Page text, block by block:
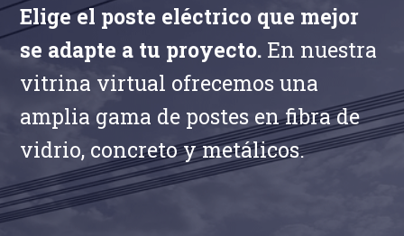
Elige el poste eléctrico que mejor
se adapte a tu proyecto. En nuestra
vitrina virtual ofrecemos una
amplia gama de postes en fibra de
vidrio, concreto y metálicos.